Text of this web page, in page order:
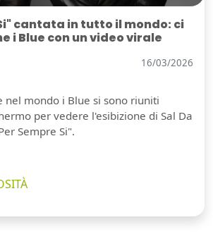
cantata in tutto il mondo: ci
i Blue con un video virale
16/03/2026
nel mondo i Blue si sono riuniti
per vedere l'esibizione di Sal Da
Sempre Si".